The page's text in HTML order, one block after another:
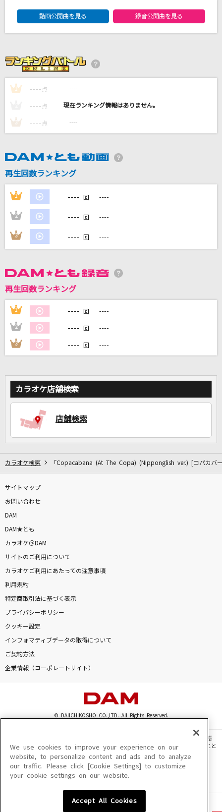
Aimer(エメ)
Misia
もっと見る
DAMの新曲・ランキングなど
DAMに会員登録・ログインして
自宅でカラオケ歌い放題！
DAM★ともボーカルエントリーランキング
動画公開曲を見る
録音公開曲を見る
1 ---- 点 ----
---- 点 ----
3 ---- 点 ----
再生回数ランキング
1 ---- 回 ----
2 ---- 回 ----
3 ---- 回 ----
再生回数ランキング
1 ---- 回 ----
2 ---- 回 ----
3 ---- 回 ----
カラオケ店舗検索
店舗検索
カラオケ検索 「Copacabana (At The Copa) (Nipponglish ver.) [コパカバ
サイトマップ
お問い合わせ
DAM
DAM★とも
カラオケ＠DAM
サイトのご利用について
カラオケご利用にあたっての注意事項
利用規約
特定商取引法に基づく表示
プライバシーポリシー
クッキー設定
インフォマティブデータの取得について
ご契約方法
企業情報（コーポレートサイト）
© DAIICHIKOSHO CO.,LTD. All Rights Reserved.
このサイトに掲載されている一切の文章・画像・写真・動画・音声等を、手段や形態
を問わず、著作権法の定める範囲を超えて無断で複製、転載、ファイル化などすること
を禁じます。
楽曲及びコンテンツは、機種によりご利用いただけない場合があります。
楽曲及びコンテンツの配信日、配信内容が変更になる場合があります。
We use cookies to improve your experience on our
website, to personalize content and ads and to analyze
our traffic. Please click [Cookie Settings] to customize
your cookie settings on our website.
Accept All Cookies